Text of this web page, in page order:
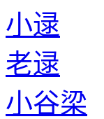
小逯
老逯
小谷梁